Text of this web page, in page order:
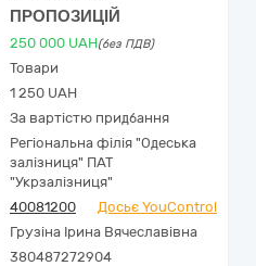
ПРОПОЗИЦІЙ
250 000 UAH(без ПДВ)
Товари
1 250 UAH
За вартістю придбання
Регіональна філія "Одеська
залізниця" ПАТ
"Укрзалізниця"
40081200
Досьє YouControl
Грузіна Ірина Вячеславівна
380487272904